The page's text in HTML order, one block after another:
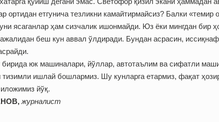
ортидан етгунича тезликни камайтирмайсиз? Балки «темир
ясаганлар ҳам сизчалик ишонмайди. Юз ёки мингдан бир
беш кун аввал ўлдиради. Бундан асрасин,
бирида юк машиналари, йўллар, автотаълим ва сифатли
ишлай бошлармиз. Шу кунларга етармиз, фақат
йўқ.
журналист